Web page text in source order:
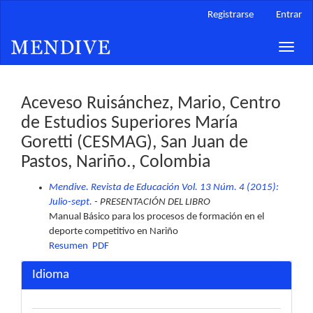
principal
Barra
Registrarse Entrar
Toggle
Aceveso Ruisánchez, Mario, Centro
de Estudios Superiores María
Goretti (CESMAG), San Juan de
Pastos, Nariño., Colombia
Mendive. Revista de Educación Vol. 13 Núm. 4 (2015):
Julio-sept. - PRESENTACIÓN DEL LIBRO
Manual Básico para los procesos de formación en el
deporte competitivo en Nariño
Resumen PDF
Idioma